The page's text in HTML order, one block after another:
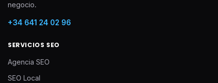
negocio.
+34 641 24 02 96
SERVICIOS SEO
Agencia SEO
SEO Local